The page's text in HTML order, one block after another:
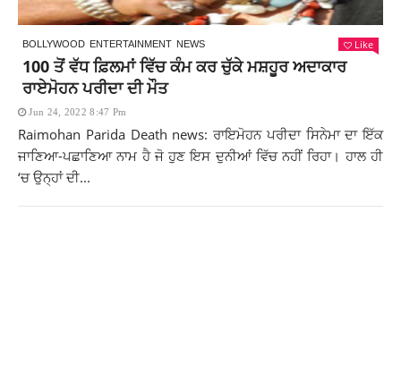
BOLLYWOOD ENTERTAINMENT NEWS Like
100 ਤੋਂ ਵੱਧ ਫ਼ਿਲਮਾਂ ਵਿੱਚ ਕੰਮ ਕਰ ਚੁੱਕੇ ਮਸ਼ਹੂਰ ਅਦਾਕਾਰ
ਰਾਏਮੋਹਨ ਪਰੀਦਾ ਦੀ ਮੌਤ
Jun 24, 2022 8:47 Pm
Raimohan Parida Death news: ਰਾਇਮੋਹਨ ਪਰੀਦਾ ਸਿਨੇਮਾ ਦਾ ਇੱਕ
ਜਾਣਿਆ-ਪਛਾਣਿਆ ਨਾਮ ਹੈ ਜੋ ਹੁਣ ਇਸ ਦੁਨੀਆਂ ਵਿੱਚ ਨਹੀਂ ਰਿਹਾ। ਹਾਲ ਹੀ
‘ਚ ਉਨ੍ਹਾਂ ਦੀ...